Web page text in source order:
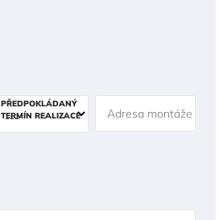
PŘEDPOKLÁDANÝ
TERMÍN REALIZACE
Adresa montáže